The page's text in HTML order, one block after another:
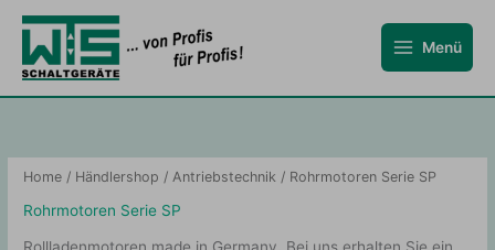
Inhalt
springen
Menü
Home / Händlershop / Antriebstechnik / Rohrmotoren Serie SP
Rohrmotoren Serie SP